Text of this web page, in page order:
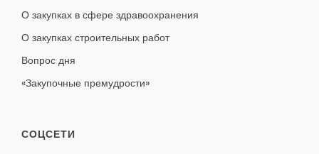
О закупках в сфере здравоохранения
О закупках строительных работ
Вопрос дня
«Закупочные премудрости»
СОЦСЕТИ